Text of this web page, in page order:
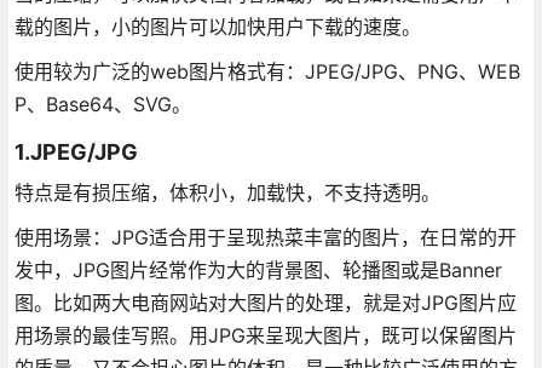
载的图片，小的图片可以加快用户下载的速度。
使用较为广泛的web图片格式有：JPEG/JPG、PNG、WEB
P、Base64、SVG。
1.JPEG/JPG
特点是有损压缩，体积小，加载快，不支持透明。
使用场景：JPG适合用于呈现热菜丰富的图片，在日常的开
发中，JPG图片经常作为大的背景图、轮播图或是Banner
图。比如两大电商网站对大图片的处理，就是对JPG图片应
用场景的最佳写照。用JPG来呈现大图片，既可以保留图片